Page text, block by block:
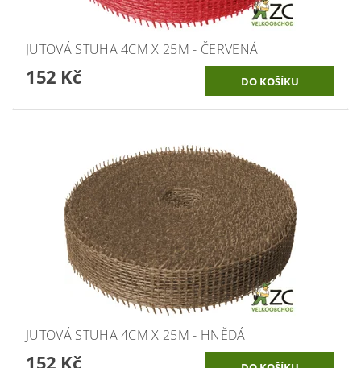
JUTOVÁ STUHA 4CM X 25M - ČERVENÁ
152 Kč
JUTOVÁ STUHA 4CM X 25M - HNĚDÁ
152 Kč